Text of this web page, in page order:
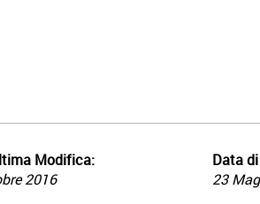
Modifica:
2016
Data
23